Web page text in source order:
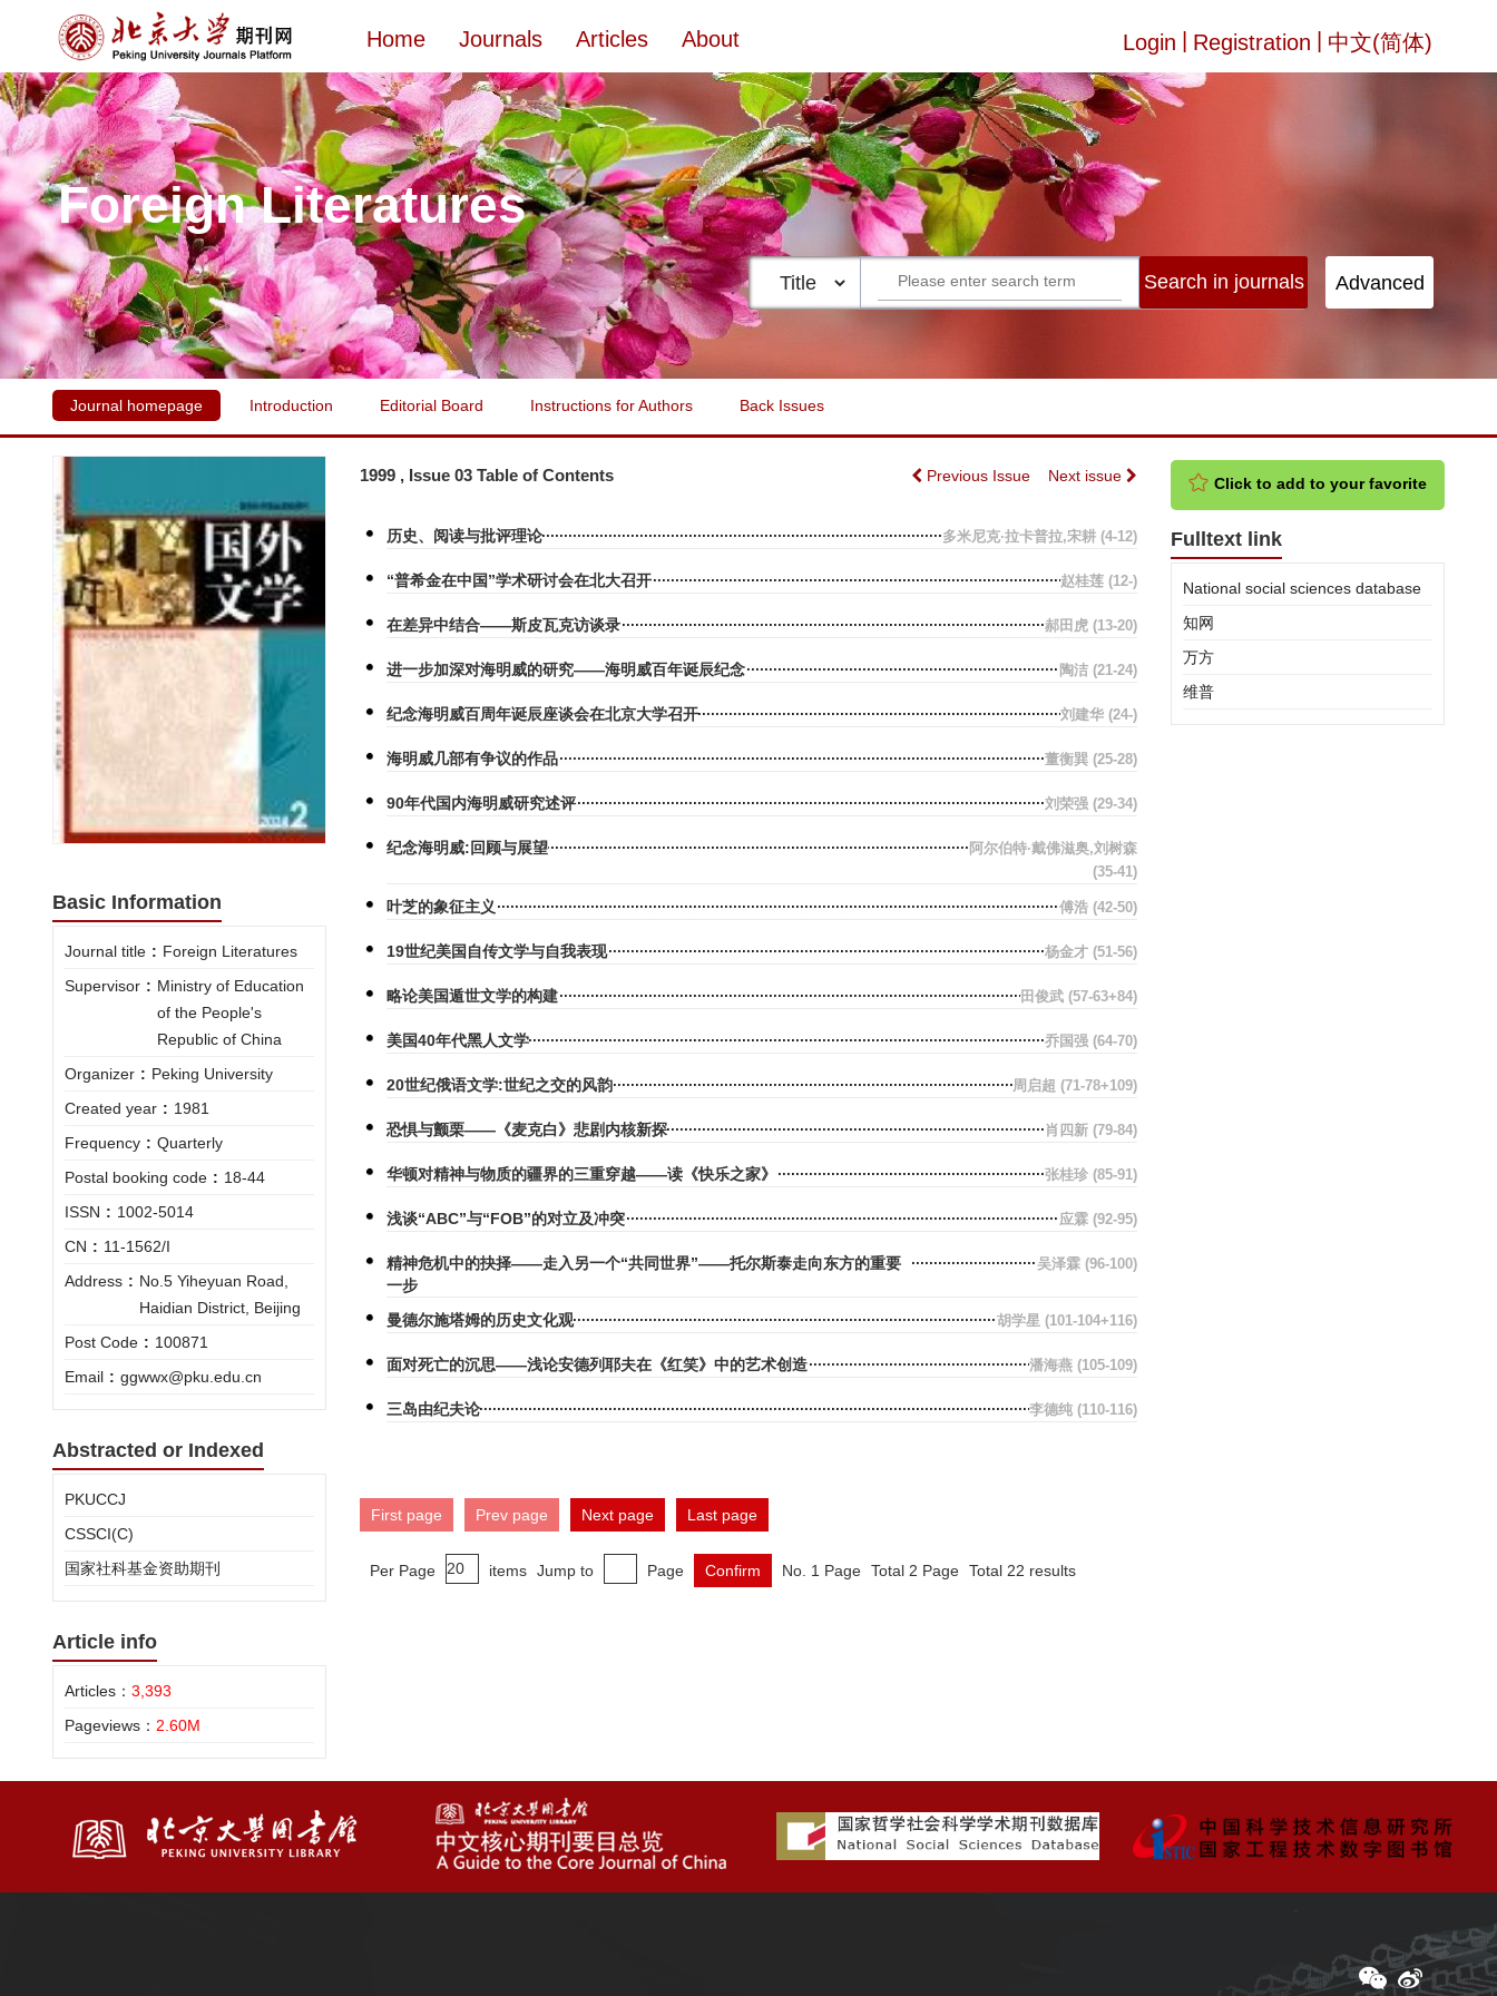
Login Registration 中文(简体)
Home Journals Articles About
Foreign Literatures
Journal homepage Introduction Editorial Board Instructions for Authors Back Issues
Basic Information
Journal title : Foreign Literatures
Supervisor : Ministry of Education
of the People's
Republic of China
Organizer : Peking University
Created year : 1981
Frequency : Quarterly
Postal booking code : 18-44
ISSN : 1002-5014
CN : 11-1562/I
Address : No.5 Yiheyuan Road,
Haidian District, Beijing
Post Code : 100871
Email : ggwwx@pku.edu.cn
Abstracted or Indexed
PKUCCJ
CSSCI(C)
国家社科基金资助期刊
Article info
Articles： 3,393
Pageviews： 2.60M
1999 , Issue 03 Table of Contents Previous Issue Next issue
历史、阅读与批评理论 多米尼克·拉卡普拉,宋耕 (4-12)
“普希金在中国”学术研讨会在北大召开 赵桂莲 (12-)
在差异中结合——斯皮瓦克访谈录 郝田虎 (13-20)
进一步加深对海明威的研究——海明威百年诞辰纪念 陶洁 (21-24)
纪念海明威百周年诞辰座谈会在北京大学召开 刘建华 (24-)
海明威几部有争议的作品 董衡巽 (25-28)
90年代国内海明威研究述评 刘荣强 (29-34)
纪念海明威:回顾与展望
阿尔伯特·戴佛滋奥,刘树森
(35-41)
叶芝的象征主义 傅浩 (42-50)
19世纪美国自传文学与自我表现 杨金才 (51-56)
略论美国遁世文学的构建 田俊武 (57-63+84)
美国40年代黑人文学 乔国强 (64-70)
20世纪俄语文学:世纪之交的风韵 周启超 (71-78+109)
恐惧与颤栗——《麦克白》悲剧内核新探 肖四新 (79-84)
华顿对精神与物质的疆界的三重穿越——读《快乐之家》 张桂珍 (85-91)
浅谈“ABC”与“FOB”的对立及冲突 应霖 (92-95)
精神危机中的抉择——走入另一个“共同世界”——托尔斯泰走向东方的重要
一步
吴泽霖 (96-100)
曼德尔施塔姆的历史文化观 胡学星 (101-104+116)
面对死亡的沉思——浅论安德列耶夫在《红笑》中的艺术创造 潘海燕 (105-109)
三岛由纪夫论 李德纯 (110-116)
First page Prev page Next page Last page
Per Page items Jump to Page Confirm No. 1 Page Total 2 Page Total 22 results
Click to add to your favorite
Fulltext link
National social sciences database
知网
万方
维普